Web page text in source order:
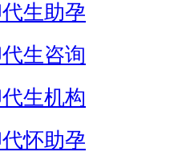
生助孕
生咨询
生机构
怀助孕